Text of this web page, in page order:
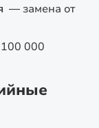
— замена от
000